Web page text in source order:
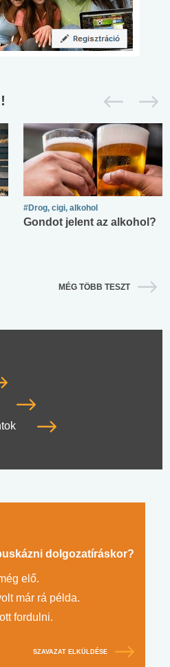
#Drog, cigi, alkohol
Gondot jelent az alkohol?
MÉG TÖBB TESZT
dolgozatíráskor?
elő.
már rá példa.
fordulni.
SZAVAZAT ELKÜLDÉSE